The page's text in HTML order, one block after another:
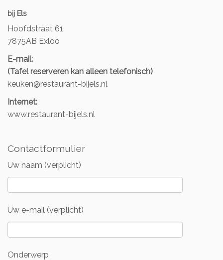
bij Els
Hoofdstraat 61
7875AB Exloo
E-mail:
(Tafel reserveren kan alleen telefonisch)
keuken@restaurant-bijels.nl
Internet:
www.restaurant-bijels.nl
Contactformulier
Uw naam (verplicht)
Uw e-mail (verplicht)
Onderwerp